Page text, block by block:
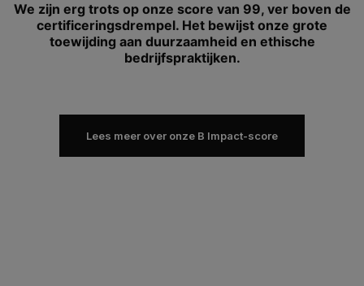
We zijn erg trots op onze score van 99, ver boven de
certificeringsdrempel. Het bewijst onze grote
toewijding aan duurzaamheid en ethische
bedrijfspraktijken.
Lees meer over onze B Impact-score